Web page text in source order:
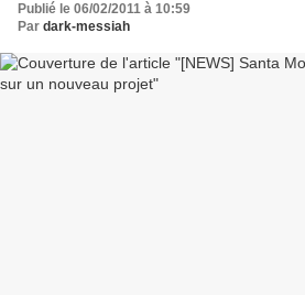
Publié le 06/02/2011 à 10:59
Par dark-messiah